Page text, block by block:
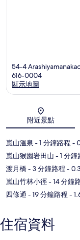
54-4
616-0004
顯示地圖
附近景點
嵐山溫泉 - 1 分鐘路程 -
嵐山猴園岩田山 - 1 分鐘
渡月橋- 3 分鐘路程 -
嵐山竹林小徑 - 14 分鐘
四條通 - 19 分鐘路程 -
住宿資料